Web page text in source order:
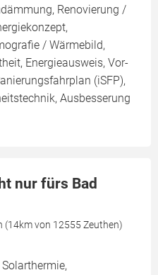
Renovierung /
/ Wärmebild,
Energieausweis, Vor-
(iSFP),
Ausbesserung
nur fürs Bad
(14km von 12555 Zeuthen)